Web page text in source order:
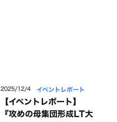
2025/12/4 イベントレポート
【イベントレポート】
『攻めの母集団形成LT大